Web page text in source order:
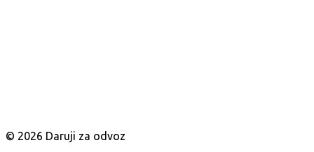
© 2026 Daruji za odvoz